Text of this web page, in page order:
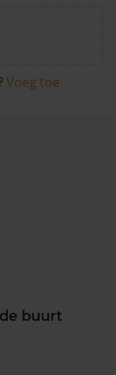
Voeg toe
buurt